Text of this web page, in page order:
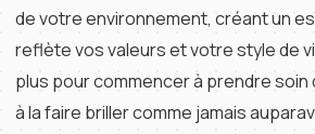
de votre environnement, créant un
reflète vos valeurs et votre style de
plus pour commencer à prendre
à la faire briller comme jamais